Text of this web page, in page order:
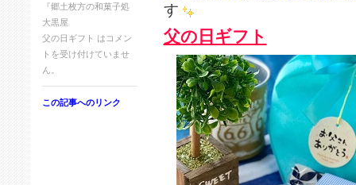
『郷土枚方の和菓子処
大黒屋
父の日ギフト は コメン
トを受け付けていませ
ん。
この記事へのリンク
す
父の日ギフト